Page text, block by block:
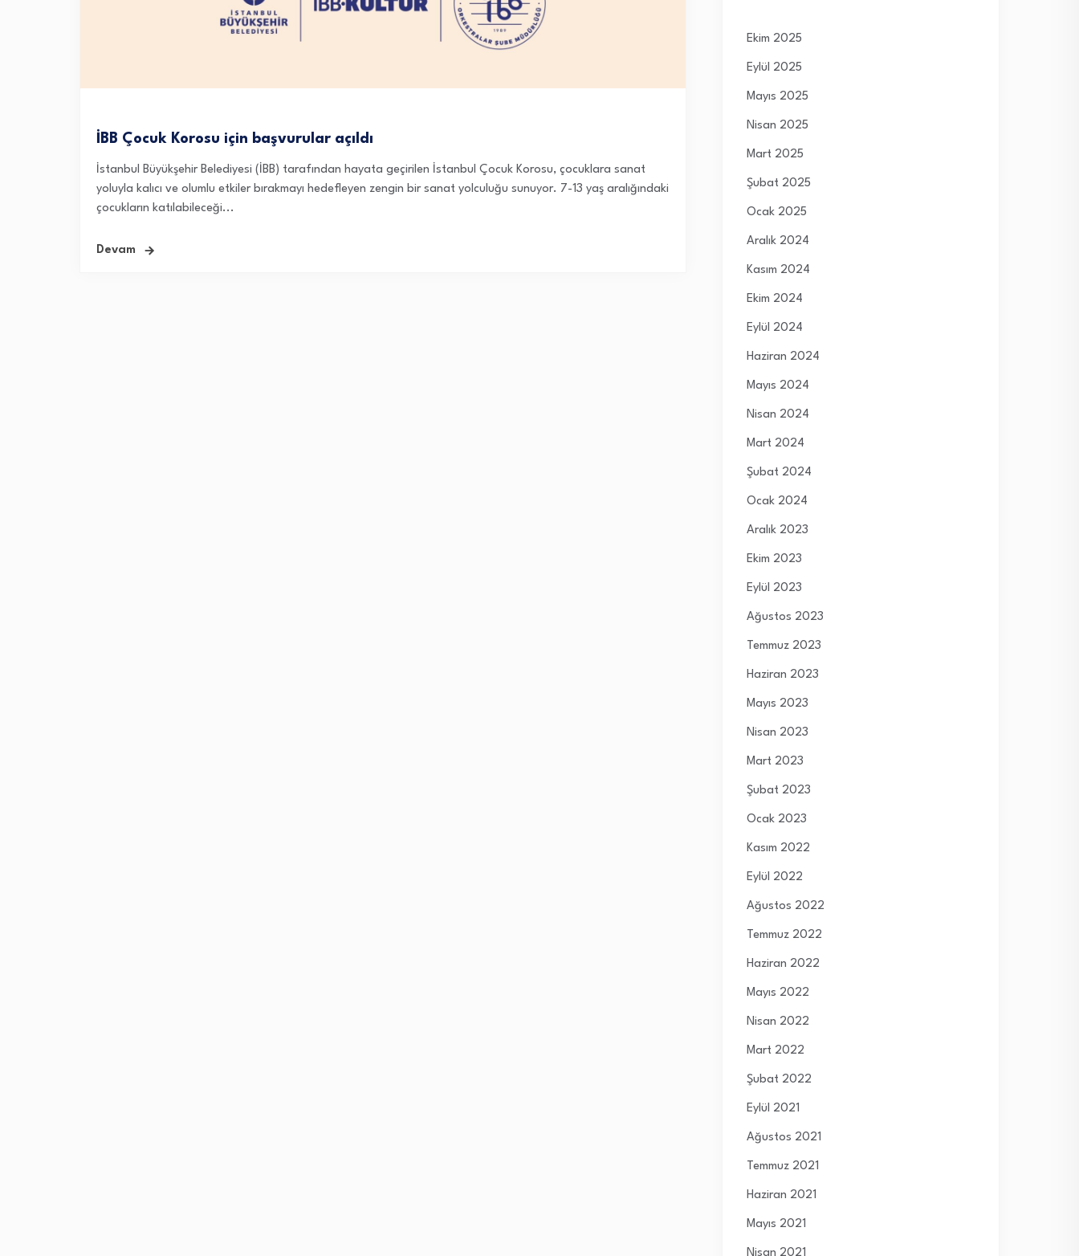
İBB Çocuk Korosu için başvurular açıldı
İstanbul Büyükşehir Belediyesi (İBB) tarafından hayata geçirilen İstanbul Çocuk Korosu, çocuklara sanat
yoluyla kalıcı ve olumlu etkiler bırakmayı hedefleyen zengin bir sanat yolculuğu sunuyor. 7-13 yaş aralığındaki
çocukların katılabileceği...
Devam
Ekim 2025
Eylül 2025
Mayıs 2025
Nisan 2025
Mart 2025
Şubat 2025
Ocak 2025
Aralık 2024
Kasım 2024
Ekim 2024
Eylül 2024
Haziran 2024
Mayıs 2024
Nisan 2024
Mart 2024
Şubat 2024
Ocak 2024
Aralık 2023
Ekim 2023
Eylül 2023
Ağustos 2023
Temmuz 2023
Haziran 2023
Mayıs 2023
Nisan 2023
Mart 2023
Şubat 2023
Ocak 2023
Kasım 2022
Eylül 2022
Ağustos 2022
Temmuz 2022
Haziran 2022
Mayıs 2022
Nisan 2022
Mart 2022
Şubat 2022
Eylül 2021
Ağustos 2021
Temmuz 2021
Haziran 2021
Mayıs 2021
Nisan 2021